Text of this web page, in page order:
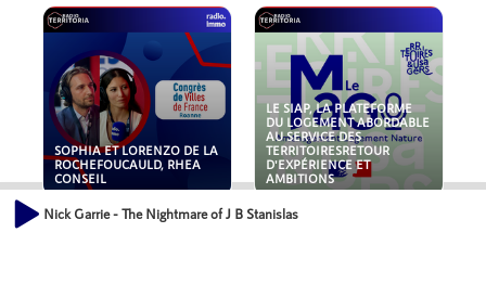
SOPHIA ET LORENZO DE LA
ROCHEFOUCAULD, RHEA
CONSEIL
LE SIAP, LA PLATEFORME
DU LOGEMENT ABORDABLE
AU SERVICE DES
TERRITOIRESRETOUR
D'EXPÉRIENCE ET
AMBITIONS
Nick Garrie - The Nightmare of J B Stanislas